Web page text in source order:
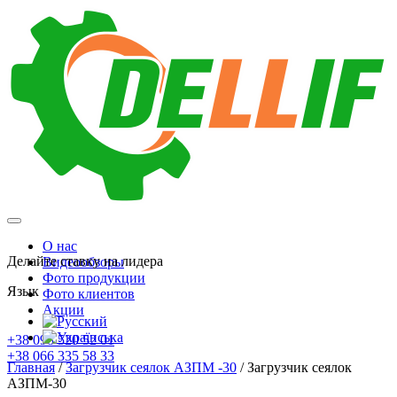
О нас
Видеообзоры
Фото продукции
Фото клиентов
Акции
+38 098 520 52 01
+38 066 335 58 33
Делайте ставку на лидера
Язык
Главная/Загрузчик сеялок АЗПМ -30 /Загрузчик сеялок
АЗПМ-30